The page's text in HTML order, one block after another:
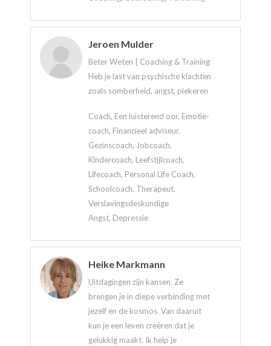
Jeroen Mulder
Beter Weten | Coaching & Training
Heb je last van psychische klachten
zoals somberheid, angst, piekeren
Coach, Een luisterend oor, Emotie-
coach, Financieel adviseur,
Gezinscoach, Jobcoach,
Kindercoach, Leefstijlcoach,
Lifecoach, Personal Life Coach,
Schoolcoach, Therapeut,
Verslavingsdeskundige
Angst, Depressie
Heike Markmann
Uitdagingen zijn kansen. Ze
brengen je in diepe verbinding met
jezelf en de kosmos. Van daaruit
kun je een leven creëren dat je
gelukkig maakt. Ik help je